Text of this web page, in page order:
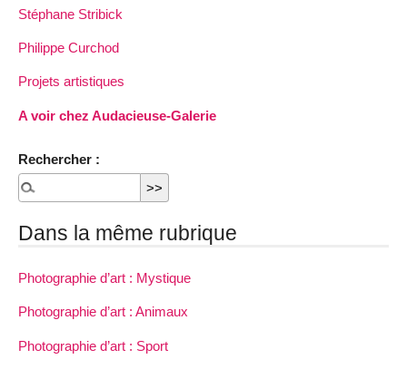
Stéphane Stribick
Philippe Curchod
Projets artistiques
A voir chez Audacieuse-Galerie
Rechercher :
Dans la même rubrique
Photographie d’art : Mystique
Photographie d’art : Animaux
Photographie d’art : Sport